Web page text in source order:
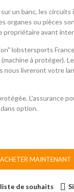
un banc, les
organes ou pièces
propriétaire avant
lobstersports
à protéger).
livreront votre
L'assurance
option.
ACHETER MAINTENANT
de souhaits